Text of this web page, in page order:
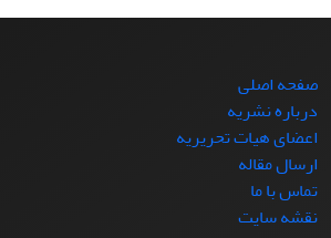
صفحه اصلی
درباره نشریه
اعضای هیات تحریریه
ارسال مقاله
تماس با ما
نقشه سایت